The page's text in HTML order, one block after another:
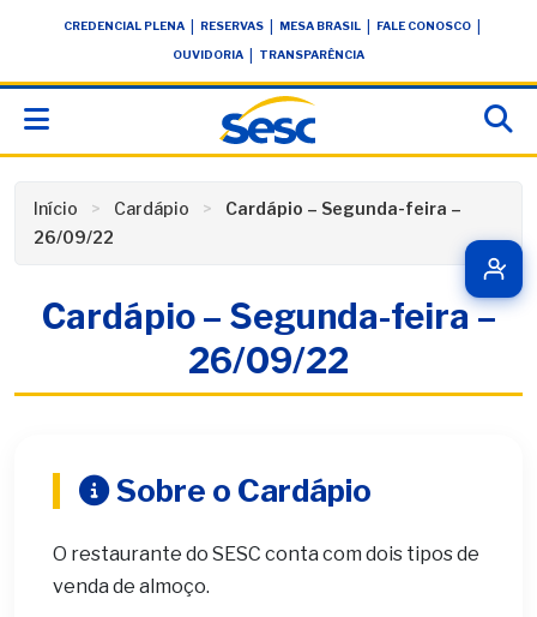
conteúdoCREDENCIAL PLENA RESERVAS MESA BRASIL FALE CONOSCO
OUVIDORIA TRANSPARÊNCIA
Início Cardápio
Cardápio – Segunda-feira –
26/09/22
Cardápio – Segunda-feira –
26/09/22
Sobre o Cardápio
O restaurante do SESC conta com dois tipos de
venda de almoço.